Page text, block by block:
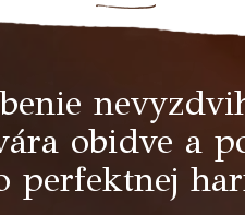
obidve a
perfektnej